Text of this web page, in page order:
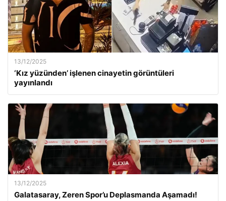
13/12/2025
‘Kız yüzünden’ işlenen cinayetin görüntüleri
yayınlandı
13/12/2025
Galatasaray, Zeren Spor’u Deplasmanda Aşamadı!